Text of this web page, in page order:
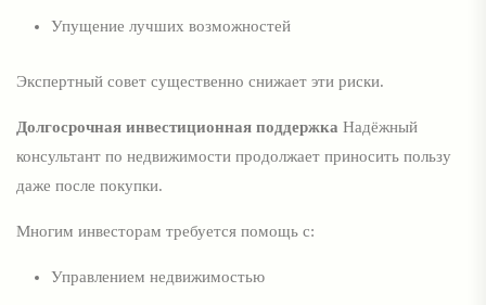
Упущение лучших возможностей
Экспертный совет существенно снижает эти риски.
Долгосрочная инвестиционная поддержка Надёжный
консультант по недвижимости продолжает приносить пользу
даже после покупки.
Многим инвесторам требуется помощь с:
Управлением недвижимостью